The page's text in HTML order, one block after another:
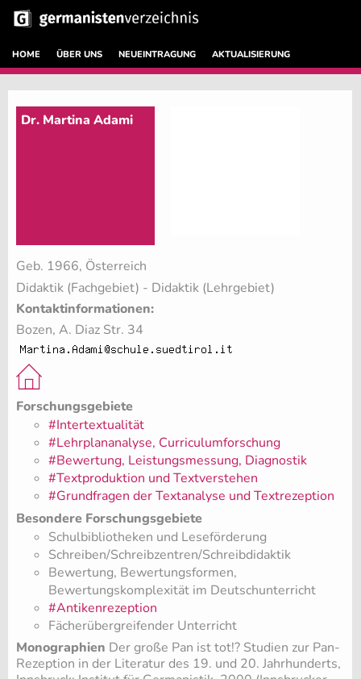
HOME ÜBER UNS NEUEINTRAGUNG AKTUALISIERUNG
Dr. Martina Adami
Geb. 1966, Österreich
Didaktik (Fachgebiet) - Didaktik (Lehrgebiet)
Kontaktinformationen:
Bozen, A. Diaz Str. 34
Forschungsgebiete
#Intertextualität
#Lehrplananalyse, Curriculumforschung
#Bewertung, Leistungsmessung, Diagnostik
#Textproduktion und Textverstehen
#Grundfragen der Textanalyse und Textrezeption
Besondere Forschungsgebiete
Schulbibliotheken und Leseförderung
Schreiben/Schreibzentren/Schreibdidaktik
Bewertung, Bewertungsformen,
Bewertungskomplexität im Deutschunterricht
#Antikenrezeption
Fächerübergreifender Unterricht
Monographien Der große Pan ist tot!? Studien zur Pan-
Rezeption in der Literatur des 19. und 20. Jahrhunderts,